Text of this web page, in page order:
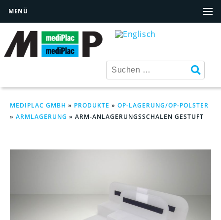
MENÜ
MEDIPLAC GMBH » PRODUKTE » OP-LAGERUNG/OP-POLSTER
» ARMLAGERUNG » ARM-ANLAGERUNGSSCHALEN GESTUFT